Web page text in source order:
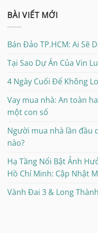
BÀI VIẾT MỚI
Bán Đảo TP.HCM: Ai Sẽ
Tại Sao Dự Án Của Vin
4 Ngày Cuối Để Không
Vay mua nhà: An toàn
một con số
Người mua nhà lần đầu
nào?
Hạ Tầng Nổi Bật Ảnh
Hồ Chí Minh: Cập Nhật
Vành Đai 3 & Long